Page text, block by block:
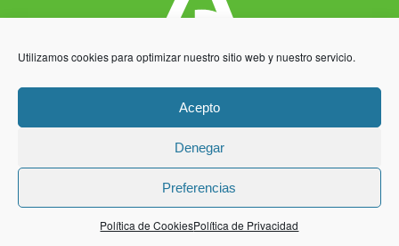
Utilizamos cookies para optimizar nuestro sitio web y nuestro servicio.
Acepto
Denegar
Preferencias
Política de CookiesPolítica de Privacidad
Desarrollo y producciónCentro Informático Millenium